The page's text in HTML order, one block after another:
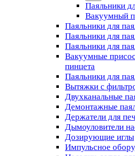
Паяльники
Вакуумный
Паяльники для
Паяльники для
Паяльники для
Вакуумные
пинцета
Паяльники для
Вытяжки с
Двухканальные
Демонтажные
Держатели для
Дымоуловители
Дозирующие иглы
Импульсное